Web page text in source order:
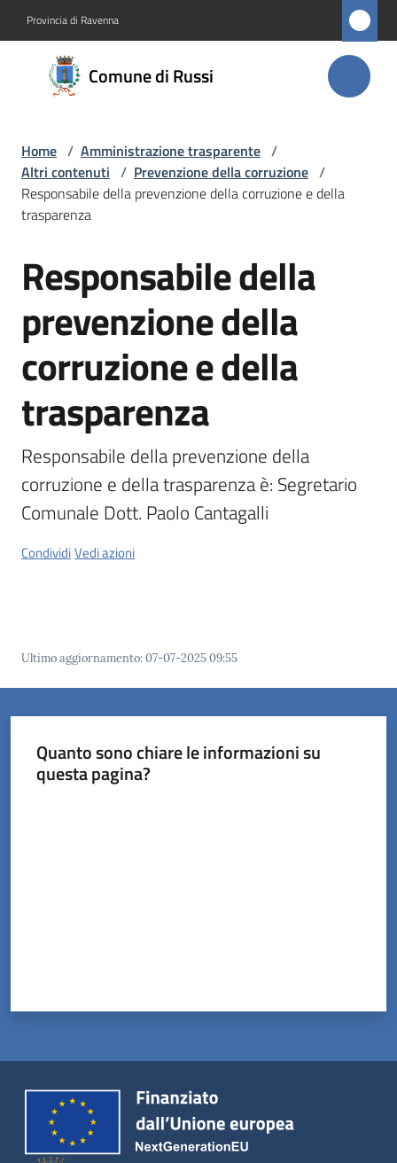
Provincia di Ravenna
Comune di Russi
Comune
di Russi
Amministrazione
Menu selezionato
Novità
Servizi
Russi
uffici
Segnalazioni
Tutti
Home / Amministrazione trasparente /
Altri contenuti / Prevenzione della corruzione /
Responsabile della prevenzione della corruzione e della
trasparenza
Responsabile della
prevenzione della
corruzione e della
trasparenza
Responsabile della prevenzione della
corruzione e della trasparenza è: Segretario
Comunale Dott. Paolo Cantagalli
CondividiVedi azioni
Ultimo aggiornamento:07-07-2025 09:55
Quanto sono chiare le informazioni su
questa pagina?